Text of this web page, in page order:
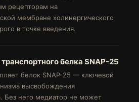
рецепторам на
мембране холинергического
в точке введения.
белка SNAP-25
белок SNAP-25 — ключевой
высвобождения
Без него медиатор не может